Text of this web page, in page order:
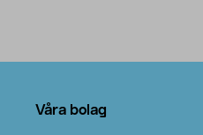
Våra bolag